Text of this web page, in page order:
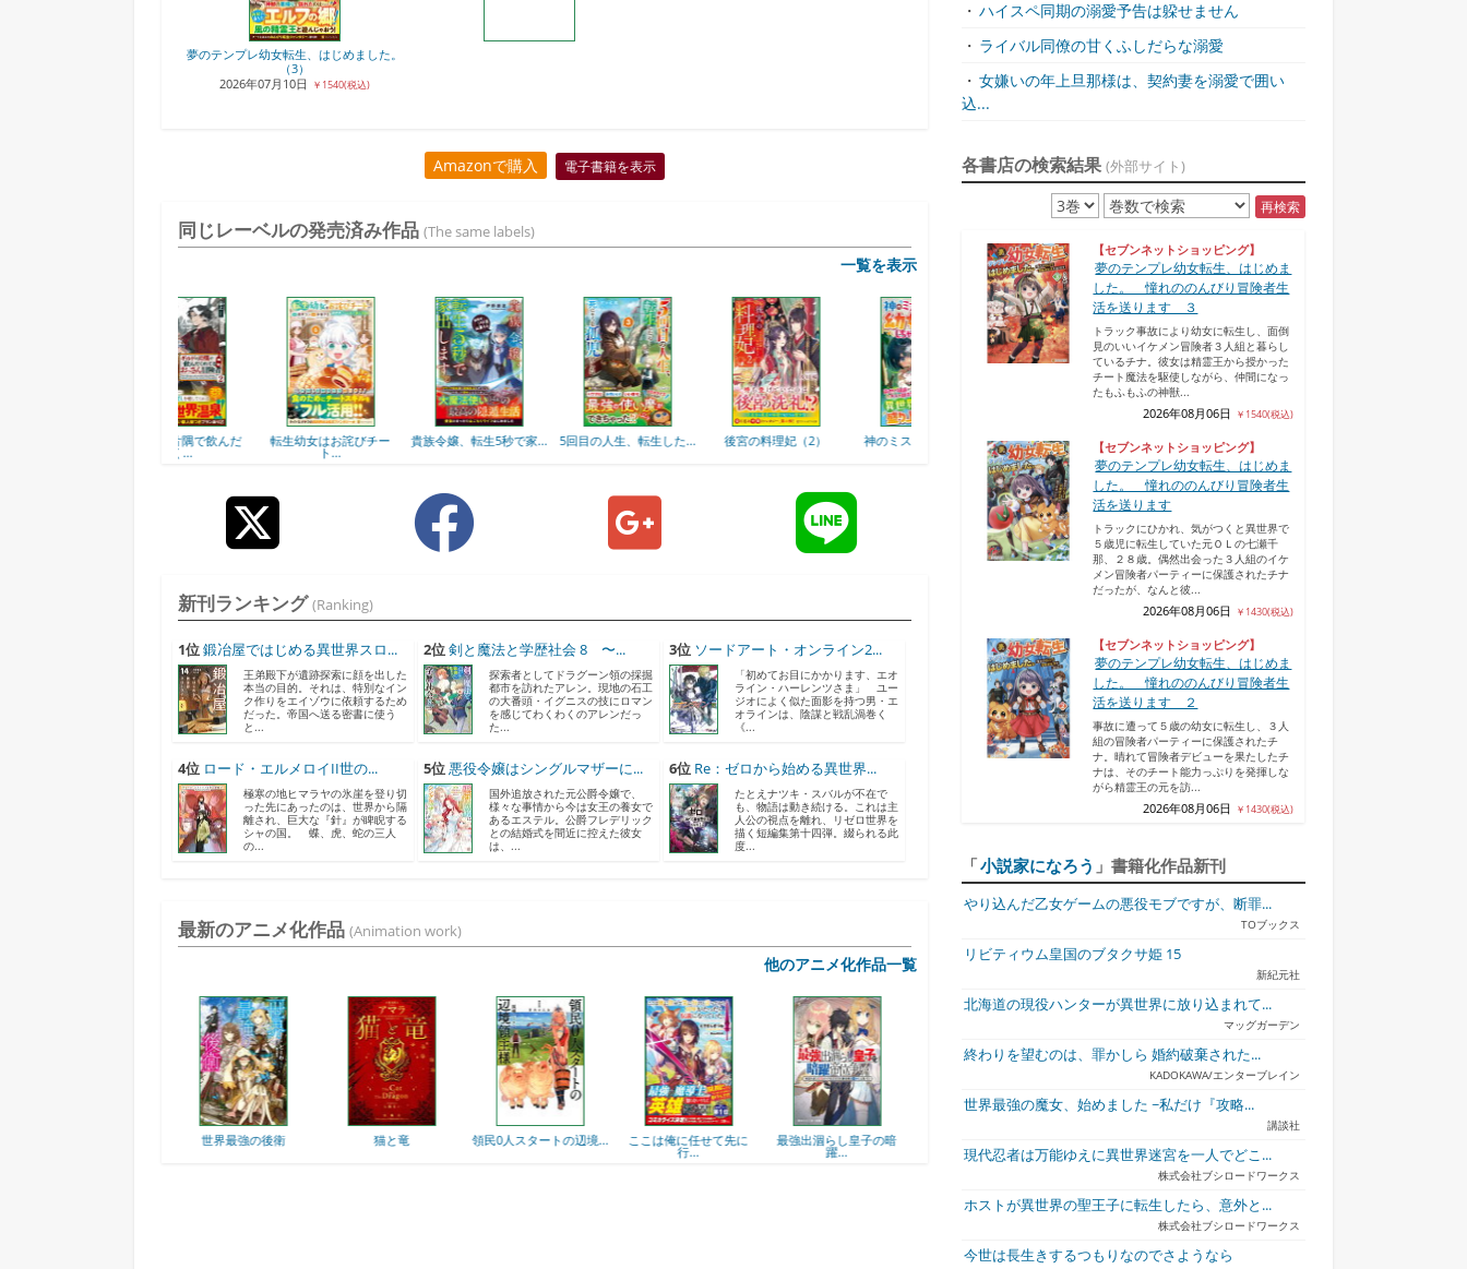
夢のテンプレ幼女転生、はじめました。
（3）
2026年07月10日
￥1540(税込)
Amazonで購入 電子書籍を表示
同じレーベルの発売済み作品 (The same labels)
一覧を表示
転生幼女はお詫びチー
ト...
貴族令嬢、転生5秒で家... 5回目の人生、転生した... 後宮の料理妃（2） 神のミスで転生したけ 鬼の御宿の嫁入り狐（3... 異世界でゆるゆる生活
を...
ちびっこ錬金術師の恩
新刊ランキング (Ranking)
1位 鍛冶屋ではじめる異世界スロ...
王弟殿下が遺跡探索に顔を出した
本当の目的。それは、特別なイン
ク作りをエイゾウに依頼するため
だった。帝国へ送る密書に使う
と...
2位 剣と魔法と学歴社会 8 〜...
探索者としてドラグーン領の採掘
都市を訪れたアレン。現地の石工
の大番頭・イグニスの技にロマン
を感じてわくわくのアレンだっ
た...
3位 ソードアート・オンライン2...
「初めてお目にかかります、エオ
ライン・ハーレンツさま」 ユー
ジオによく似た面影を持つ男・エ
オラインは、陰謀と戦乱渦巻く
《...
4位 ロード・エルメロイII世の...
極寒の地ヒマラヤの氷崖を登り切
った先にあったのは、世界から隔
離され、巨大な『針』が睥睨する
シャの国。 蝶、虎、蛇の三人
の...
5位 悪役令嬢はシングルマザーに...
国外追放された元公爵令嬢で、
様々な事情から今は女王の養女で
あるエステル。公爵フレデリック
との結婚式を間近に控えた彼女
は、...
6位 Re：ゼロから始める異世界...
たとえナツキ・スバルが不在で
も、物語は動き続ける。これは主
人公の視点を離れ、リゼロ世界を
描く短編集第十四弾。綴られる此
度...
最新のアニメ化作品 (Animation work)
他のアニメ化作品一覧
猫と竜 領民0人スタートの辺境... ここは俺に任せて先に
行...
最強出涸らし皇子の暗
躍...
落第賢者の学院無双
え... ご...
・ ハイスペ同期の溺愛予告は躱せません
・ ライバル同僚の甘くふしだらな溺愛
・ 女嫌いの年上旦那様は、契約妻を溺愛で囲い
込...
各書店の検索結果 (外部サイト)
再検索
【セブンネットショッピング】
夢のテンプレ幼女転生、はじめま
した。 憧れののんびり冒険者生
活を送ります ３
トラック事故により幼女に転生し、面倒
見のいいイケメン冒険者３人組と暮らし
ているチナ。彼女は精霊王から授かった
チート魔法を駆使しながら、仲間になっ
たもふもふの神獣...
2026年08月06日 ￥1540(税込)
【セブンネットショッピング】
夢のテンプレ幼女転生、はじめま
した。 憧れののんびり冒険者生
活を送ります
トラックにひかれ、気がつくと異世界で
５歳児に転生していた元ＯＬの七瀬千
那、２８歳。偶然出会った３人組のイケ
メン冒険者パーティーに保護されたチナ
だったが、なんと彼...
2026年08月06日 ￥1430(税込)
【セブンネットショッピング】
夢のテンプレ幼女転生、はじめま
した。 憧れののんびり冒険者生
活を送ります ２
事故に遭って５歳の幼女に転生し、３人
組の冒険者パーティーに保護されたチ
ナ。晴れて冒険者デビューを果たしたチ
ナは、そのチート能力っぷりを発揮しな
がら精霊王の元を訪...
2026年08月06日 ￥1430(税込)
「小説家になろう 」書籍化作品新刊
やり込んだ乙女ゲームの悪役モブですが、断罪...
TOブックス
リビティウム皇国のブタクサ姫 15
新紀元社
北海道の現役ハンターが異世界に放り込まれて...
マッグガーデン
終わりを望むのは、罪かしら 婚約破棄された...
KADOKAWA/エンターブレイン
世界最強の魔女、始めました ~私だけ『攻略...
講談社
現代忍者は万能ゆえに異世界迷宮を一人でどこ...
株式会社ブシロードワークス
ホストが異世界の聖王子に転生したら、意外と...
株式会社ブシロードワークス
今世は長生きするつもりなのでさようなら